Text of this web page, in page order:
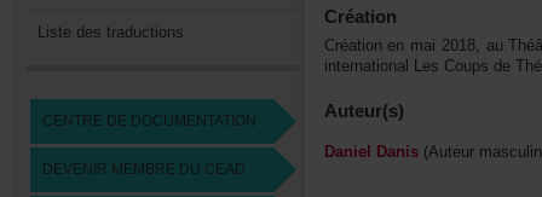
Listedestraductions
CENTREDEDOCUMENTATION
DEVENIRMEMBREDUCEAD
Création
Auteur(s)
DanielDanis